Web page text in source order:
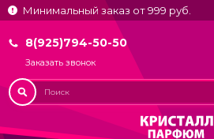
Минимальный заказ от 999 руб.
8(925)794-50-50
Заказать звонок